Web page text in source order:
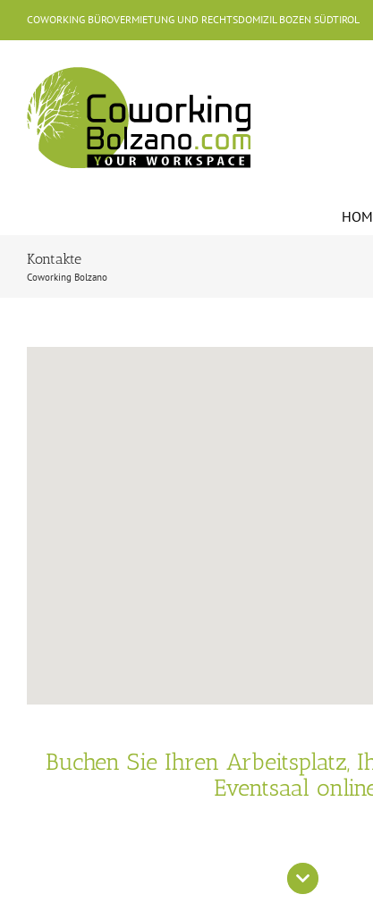
COWORKING BÜROVERMIETUNG UND RECHTSDOMIZIL BOZEN SÜDTIROL
Kontakte
Coworking Bolzano
Buchen Sie Ihren Arbeitsplatz,
Eventsaal